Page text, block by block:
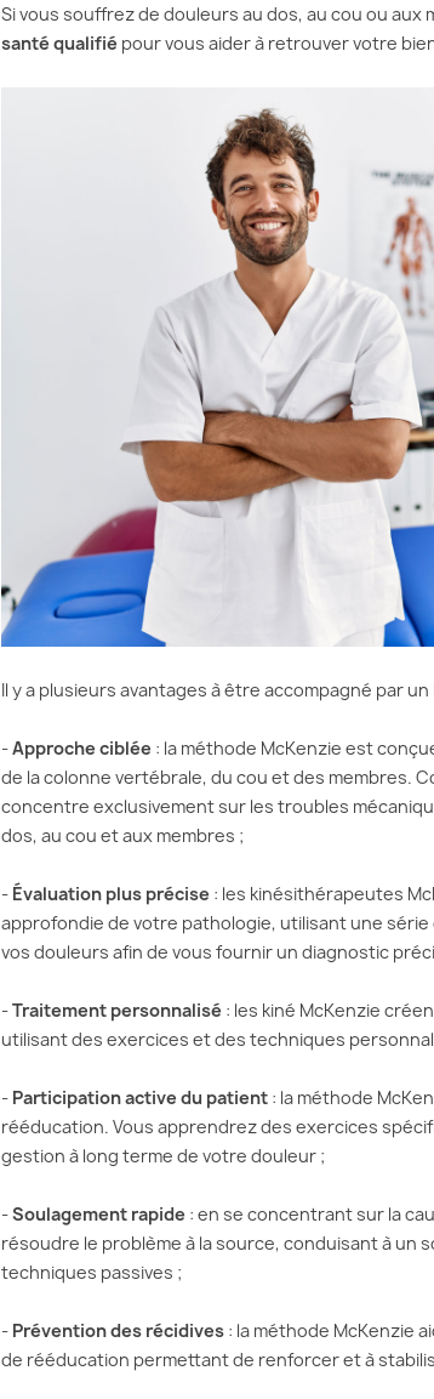
Si vous souffrez de douleurs au dos, au cou ou aux
santé qualifié pour vous aider à retrouver votre
Il y a plusieurs avantages à être accompagné par un
-Approche ciblée : la méthode McKenzie est
de la colonne vertébrale, du cou et des membres.
concentre exclusivement sur les troubles
dos, au cou et aux membres ;
- Évaluation plus précise : les kinésithérapeutes
approfondie de votre pathologie, utilisant une
vos douleurs afin de vous fournir un diagnostic
-Traitement personnalisé : les kiné McKenzie
utilisant des exercices et des techniques
- Participation active du patient : la méthode
rééducation. Vous apprendrez des exercices
gestion à long terme de votre douleur ;
-Soulagement rapide : en se concentrant sur la
résoudre le problème à la source, conduisant à un
techniques passives ;
- Prévention des récidives : la méthode McKenzie
de rééducation permettant de renforcer et à